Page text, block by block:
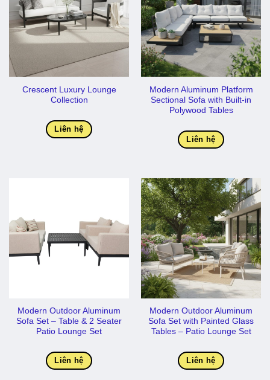
Crescent Luxury Lounge
Collection
Liên hệ
Modern Aluminum Platform
Sectional Sofa with Built-in
Polywood Tables
Liên hệ
Modern Outdoor Aluminum
Sofa Set – Table & 2 Seater
Patio Lounge Set
Liên hệ
Modern Outdoor Aluminum
Sofa Set with Painted Glass
Tables – Patio Lounge Set
Liên hệ